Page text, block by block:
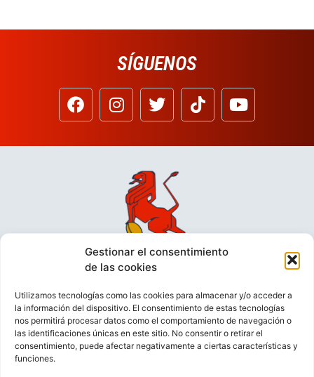
Gestionar el consentimiento
de las cookies
Utilizamos tecnologías como las cookies para almacenar y/o acceder a
la información del dispositivo. El consentimiento de estas tecnologías
nos permitirá procesar datos como el comportamiento de navegación o
las identificaciones únicas en este sitio. No consentir o retirar el
consentimiento, puede afectar negativamente a ciertas características y
funciones.
SÍGUENOS